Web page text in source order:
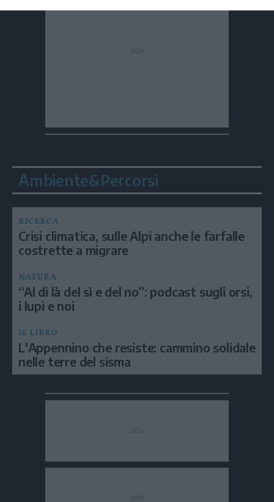
Ambiente&Percorsi
RICERCA
Crisi climatica, sulle Alpi anche le farfalle
costrette a migrare
NATURA
“Al di là del sì e del no”: podcast sugli orsi,
i lupi e noi
IL LIBRO
L'Appennino che resiste: cammino solidale
nelle terre del sisma